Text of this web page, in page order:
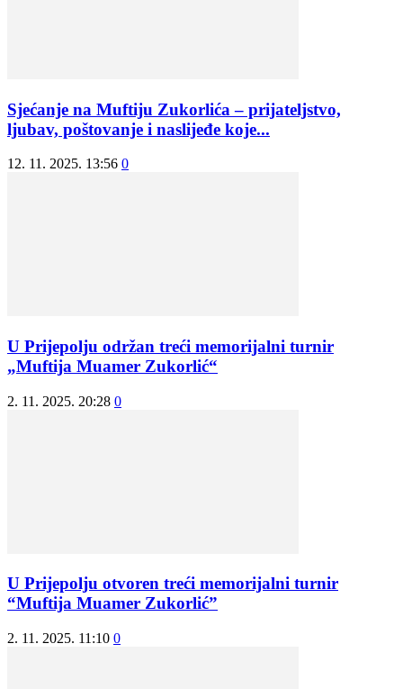
Sjećanje na Muftiju Zukorlića – prijateljstvo,
ljubav, poštovanje i naslijeđe koje...
12. 11. 2025. 13:56 0
U Prijepolju održan treći memorijalni turnir
„Muftija Muamer Zukorlić“
2. 11. 2025. 20:28 0
U Prijepolju otvoren treći memorijalni turnir
“Muftija Muamer Zukorlić”
2. 11. 2025. 11:10 0